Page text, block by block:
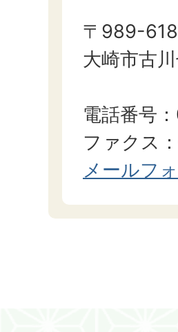
〒989-
大崎市古
電話番号
ファクス
メールフ